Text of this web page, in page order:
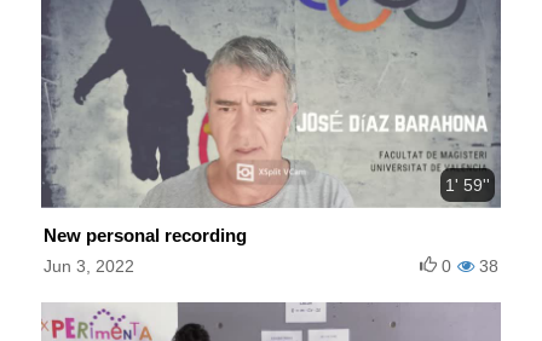
1' 59''
New personal recording
Jun 3, 2022 38
0